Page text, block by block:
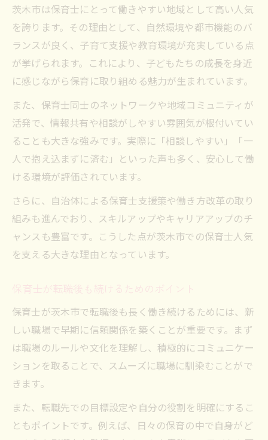
茨木市は保育士にとって働きやすい地域として高い人気
を誇ります。その理由として、自然環境や都市機能のバ
ランスが良く、子育て支援や教育環境が充実している点
が挙げられます。これにより、子どもたちの成長を身近
に感じながら保育に取り組める魅力が生まれています。
また、保育士同士のネットワークや地域コミュニティが
活発で、情報共有や相談がしやすい雰囲気が根付いてい
ることも大きな強みです。実際に「相談しやすい」「一
人で抱え込まずに済む」といった声も多く、安心して働
ける環境が評価されています。
さらに、自治体による保育士支援策や働き方改革の取り
組みも進んでおり、スキルアップやキャリアアップのチ
ャンスも豊富です。こうした点が茨木市での保育士人気
を支える大きな理由となっています。
保育士が転職後も続けるためのポイント
保育士が茨木市で転職後も長く働き続けるためには、新
しい職場で早期に信頼関係を築くことが重要です。まず
は職場のルールや文化を理解し、積極的にコミュニケー
ションを取ることで、スムーズに職場に馴染むことがで
きます。
また、転職先での目標設定や自分の役割を明確にするこ
ともポイントです。例えば、日々の保育の中で自身がど